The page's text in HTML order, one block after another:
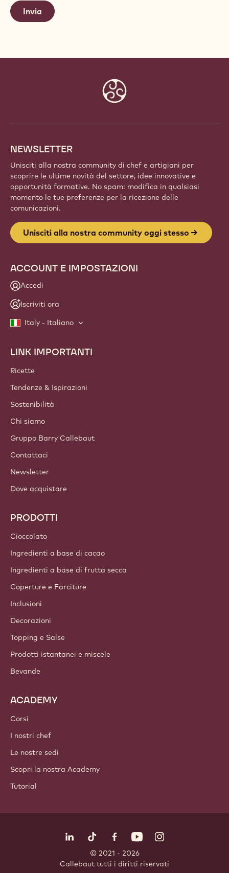
NEWSLETTER
Unisciti alla nostra community di chef e artigiani per
scoprire le ultime novità del settore, idee innovative e
opportunità formative. No spam: modifica in qualsiasi
momento le tue preferenze per la ricezione delle
comunicazioni.
Unisciti alla nostra community oggi stesso
ACCOUNT E IMPOSTAZIONI
Accedi
Iscriviti ora
Italy - Italiano
Footer
Callebaut
LINK IMPORTANTI
Ricette
Tendenze & Ispirazioni
Sostenibilità
Chi siamo
Gruppo Barry Callebaut
Contattaci
Newsletter
Dove acquistare
PRODOTTI
Cioccolato
Ingredienti a base di cacao
Ingredienti a base di frutta secca
Coperture e Farciture
Inclusioni
Decorazioni
Topping e Salse
Prodotti istantanei e miscele
Bevande
ACADEMY
Corsi
I nostri chef
Le nostre sedi
Scopri la nostra Academy
Tutorial
LinkedIn Opens in a new window.
TikTok Opens in a new window.
Facebook Opens in a new
YouTubeInstagram
© 2021 - 2026
Callebaut tutti i diritti riservati